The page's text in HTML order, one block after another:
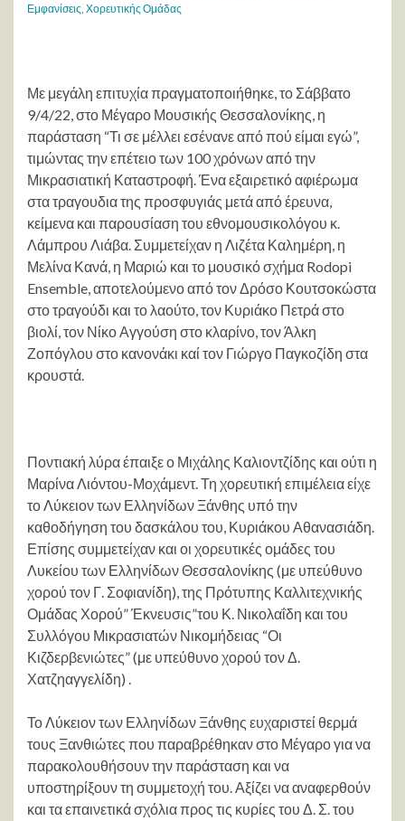
Εμφανίσεις, Χορευτικής Ομάδας
Με μεγάλη επιτυχία πραγματοποιήθηκε, το Σάββατο
9/4/22, στο Μέγαρο Μουσικής Θεσσαλονίκης, η
παράσταση “Τι σε μέλλει εσένανε από πού είμαι εγώ”,
τιμώντας την επέτειο των 100 χρόνων από την
Μικρασιατική Καταστροφή. Ένα εξαιρετικό αφιέρωμα
στα τραγουδια της προσφυγιάς μετά από έρευνα,
κείμενα και παρουσίαση του εθνομουσικολόγου κ.
Λάμπρου Λιάβα. Συμμετείχαν η Λιζέτα Καλημέρη, η
Μελίνα Κανά, η Μαριώ και το μουσικό σχήμα Rodopi
Ensemble, αποτελούμενο από τον Δρόσο Κουτσοκώστα
στο τραγούδι και το λαούτο, τον Κυριάκο Πετρά στο
βιολί, τον Νίκο Αγγούση στο κλαρίνο, τον Άλκη
Ζοπόγλου στο κανονάκι καί τον Γιώργο Παγκοζίδη στα
κρουστά.
Ποντιακή λύρα έπαιξε ο Μιχάλης Καλιοντζίδης και ούτι η
Μαρίνα Λιόντου-Μοχάμεντ. Τη χορευτική επιμέλεια είχε
το Λύκειον των Ελληνίδων Ξάνθης υπό την
καθοδήγηση του δασκάλου του, Κυριάκου Αθανασιάδη.
Επίσης συμμετείχαν και οι χορευτικές ομάδες του
Λυκείου των Ελληνίδων Θεσσαλονίκης (με υπεύθυνο
χορού τον Γ. Σοφιανίδη), της Πρότυπης Καλλιτεχνικής
Ομάδας Χορού” Έκνευσις”του Κ. Νικολαΐδη και του
Συλλόγου Μικρασιατών Νικομήδειας “Οι
Κιζδερβενιώτες” (με υπεύθυνο χορού τον Δ.
Χατζηαγγελίδη) .
Το Λύκειον των Ελληνίδων Ξάνθης ευχαριστεί θερμά
τους Ξανθιώτες που παραβρέθηκαν στο Μέγαρο για να
παρακολουθήσουν την παράσταση και να
υποστηρίξουν τη συμμετοχή του. Αξίζει να αναφερθούν
και τα επαινετικά σχόλια προς τις κυρίες του Δ. Σ. του